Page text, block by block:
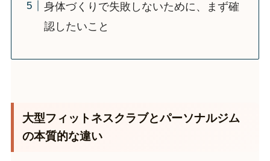
身体づくりで失敗しないために、まず確
認したいこと
大型フィットネスクラブとパーソナルジム
の本質的な違い